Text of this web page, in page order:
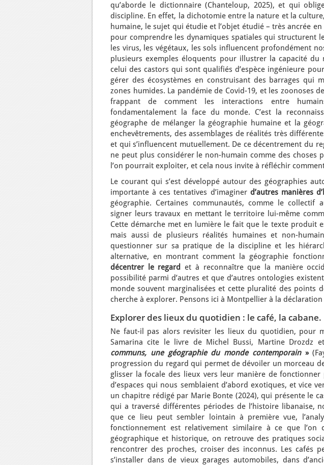
qu’aborde le dictionnaire (Chanteloup, 2025), et qui
discipline. En effet, la dichotomie entre la nature et la
humaine, le sujet qui étudie et l’objet étudié – très ancrée
pour comprendre les dynamiques spatiales qui structurent
les virus, les végétaux, les sols influencent profondément
plusieurs exemples éloquents pour illustrer la capacité du
celui des castors qui sont qualifiés d’espèce ingénieure
gérer des écosystèmes en construisant des barrages qui
zones humides. La pandémie de Covid-19, et les zoonoses
frappant de comment les interactions entre
fondamentalement la face du monde. C’est la
géographe de mélanger la géographie humaine et la
enchevêtrements, des assemblages de réalités très
et qui s’influencent mutuellement. De ce décentrement du
ne peut plus considérer le non-humain comme des choses
l’on pourrait exploiter, et cela nous invite à réfléchir
Le courant qui s’est développé autour des géographies
importante à ces tentatives d’imaginer d’autres manières
géographie. Certaines communautés, comme le collectif
signer leurs travaux en mettant le territoire lui-même
Cette démarche met en lumière le fait que le texte produit
mais aussi de plusieurs réalités humaines et non-
questionner sur sa pratique de la discipline et les
alternative, en montrant comment la géographie
décentrer le regardet à reconnaître que la manière
possibilité parmi d’autres et que d’autres ontologies
monde souvent marginalisées et cette pluralité des points
cherche à explorer. Pensons ici à Montpellier à la
Explorer des lieux du quotidien : le café, la cabane.
Ne faut-il pas alors revisiter les lieux du quotidien, pour
Samarina cite le livre de Michel Bussi, Martine Drozdz
communs, une géographie du monde contemporain»
progression du regard qui permet de dévoiler un morceau
glisser la focale des lieux vers leur manière de
d’espaces qui nous semblaient d’abord exotiques, et vice
un chapitre rédigé par Marie Bonte (2024), qui présente le
qui a traversé différentes périodes de l’histoire libanaise,
que ce lieu peut sembler lointain à première vue,
fonctionnement est relativement similaire à ce que
géographique et historique, on retrouve des pratiques
rencontrer des proches, croiser des inconnus. Les cafés
s’installer dans de vieux garages automobiles, dans